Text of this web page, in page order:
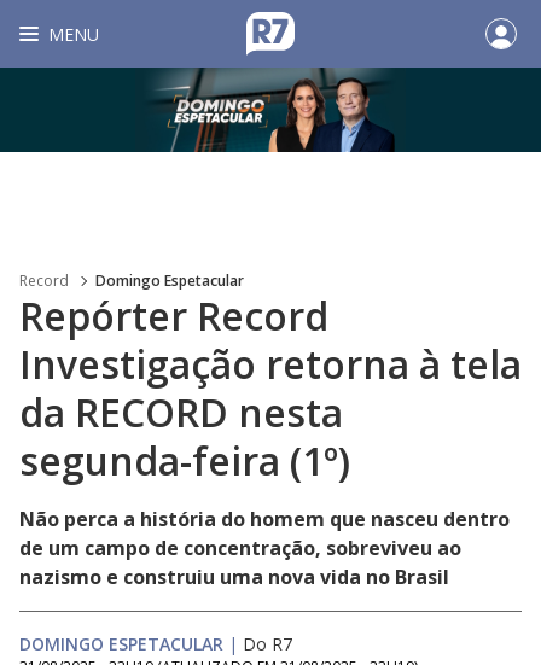
MENU
Record Domingo Espetacular
Repórter Record
Investigação retorna à tela
da RECORD nesta
segunda-feira (1º)
Não perca a história do homem que nasceu dentro
de um campo de concentração, sobreviveu ao
nazismo e construiu uma nova vida no Brasil
DOMINGO ESPETACULAR | Do R7